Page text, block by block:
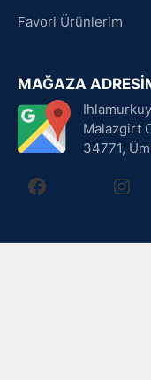
Favori Ürünlerim
MAĞAZA
Malazgirt
34771,
facebook